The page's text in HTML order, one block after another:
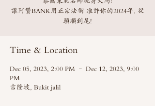
讓阿贊BANK用正宗法術 准許你的2024年, 從
頭順到尾!
Time & Location
Dec 05, 2023, 2:00 PM – Dec 12, 2023, 9:00
PM
吉隆坡, Bukit jalil